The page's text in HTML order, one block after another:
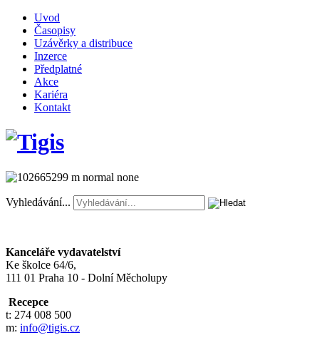
Uvod
Časopisy
Uzávěrky a distribuce
Inzerce
Předplatné
Akce
Kariéra
Kontakt
Vyhledávání...
Kanceláře vydavatelství
Ke školce 64/6,
111 01 Praha 10 - Dolní Měcholupy
Recepce
t: 274 008 500
m: info@tigis.cz